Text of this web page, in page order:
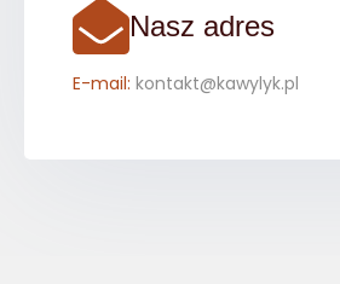
Nasz adres
E-mail: kontakt@kawylyk.pl